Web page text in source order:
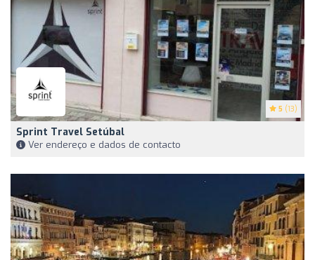
5 (13)
Sprint Travel Setúbal
Ver endereço e dados de contacto